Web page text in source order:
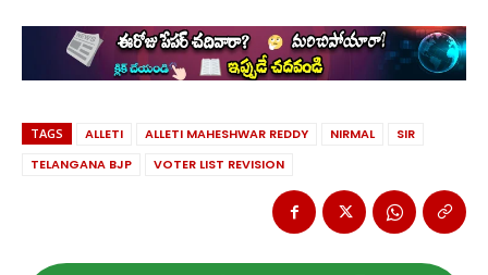
TAGS ALLETI ALLETI MAHESHWAR REDDY NIRMAL
SIR
TELANGANA BJP
VOTER LIST REVISION